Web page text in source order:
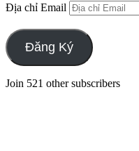
Địa chỉ Email
Đăng Ký
Join 521 other subscribers